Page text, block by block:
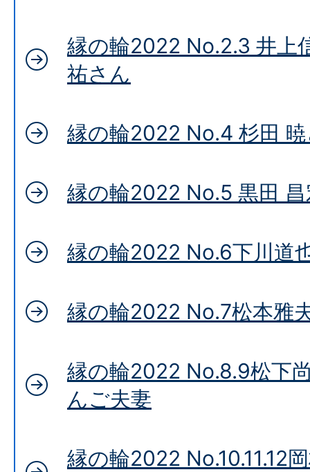
縁の輪2022 No.2.3 井上
祐さん
縁の輪2022 No.4 杉田
縁の輪2022 No.5 黒田
縁の輪2022 No.6下川道
縁の輪2022 No.7松本雅
縁の輪2022 No.8.9松下
んご夫妻
縁の輪2022 No.10.11.12